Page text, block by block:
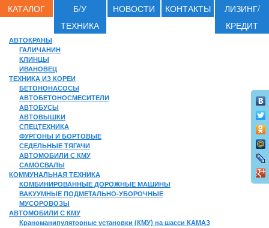
КАТАЛОГ
Б/У
ТЕХНИКА
НОВОСТИ КОНТАКТЫ
ЛИЗИНГ/
КРЕДИТ
АВТОКРАНЫ
ГАЛИЧАНИН
КЛИНЦЫ
ИВАНОВЕЦ
ТЕХНИКА ИЗ КОРЕИ
БЕТОНОНАСОСЫ
АВТОБЕТОНОСМЕСИТЕЛИ
АВТОБУСЫ
АВТОВЫШКИ
СПЕЦТЕХНИКА
ФУРГОНЫ И БОРТОВЫЕ
СЕДЕЛЬНЫЕ ТЯГАЧИ
АВТОМОБИЛИ С КМУ
САМОСВАЛЫ
КОММУНАЛЬНАЯ ТЕХНИКА
КОМБИНИРОВАННЫЕ ДОРОЖНЫЕ МАШИНЫ
ВАКУУМНЫЕ ПОДМЕТАЛЬНО-УБОРОЧНЫЕ
МУСОРОВОЗЫ
АВТОМОБИЛИ С КМУ
Краноманипуляторные установки (КМУ) на шасси КАМАЗ